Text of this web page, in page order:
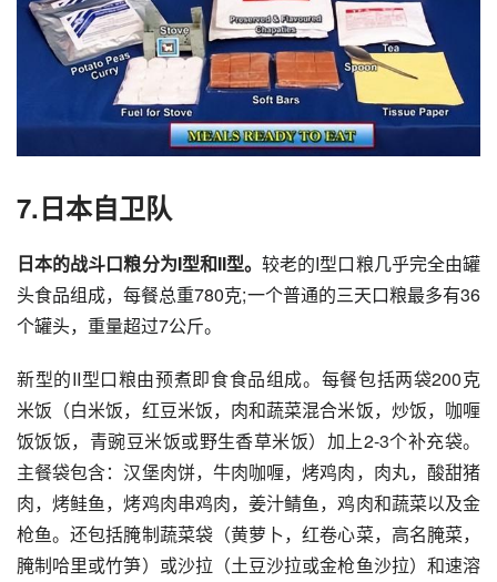
7.日本自卫队
日本的战斗口粮分为I型和II型。较老的I型口粮几乎完全由罐
头食品组成，每餐总重780克;一个普通的三天口粮最多有36
个罐头，重量超过7公斤。
新型的II型口粮由预煮即食食品组成。每餐包括两袋200克
米饭（白米饭，红豆米饭，肉和蔬菜混合米饭，炒饭，咖喱
饭饭饭，青豌豆米饭或野生香草米饭）加上2-3个补充袋。
主餐袋包含：汉堡肉饼，牛肉咖喱，烤鸡肉，肉丸，酸甜猪
肉，烤鲑鱼，烤鸡肉串鸡肉，姜汁鲭鱼，鸡肉和蔬菜以及金
枪鱼。还包括腌制蔬菜袋（黄萝卜，红卷心菜，高名腌菜，
腌制哈里或竹笋）或沙拉（土豆沙拉或金枪鱼沙拉）和速溶